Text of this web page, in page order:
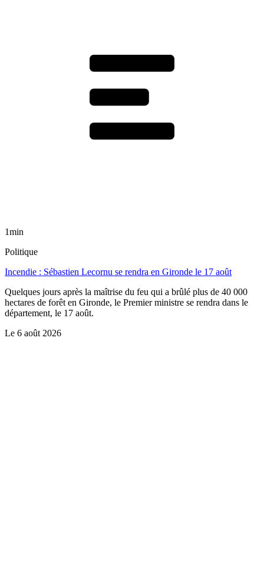
1min
Politique
Incendie : Sébastien Lecornu se rendra en Gironde le 17 août
Quelques jours après la maîtrise du feu qui a brûlé plus de 40 000
hectares de forêt en Gironde, le Premier ministre se rendra dans le
département, le 17 août.
Le 6 août 2026